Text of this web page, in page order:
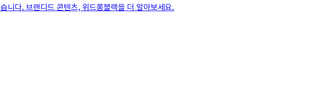
니다. 브랜디드 콘텐츠, 위드롱블랙을 더 알아보세요.